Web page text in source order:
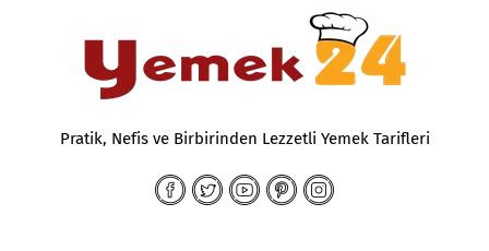
Pratik, Nefis ve Birbirinden Lezzetli Yemek Tarifleri